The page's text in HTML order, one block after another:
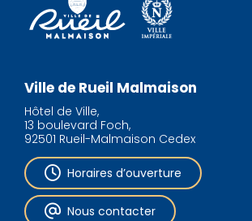
Ville de Rueil Malmaison
Hôtel de Ville,
13 boulevard Foch,
92501 Rueil-Malmaison Cedex
Horaires d’ouverture
Nous contacter